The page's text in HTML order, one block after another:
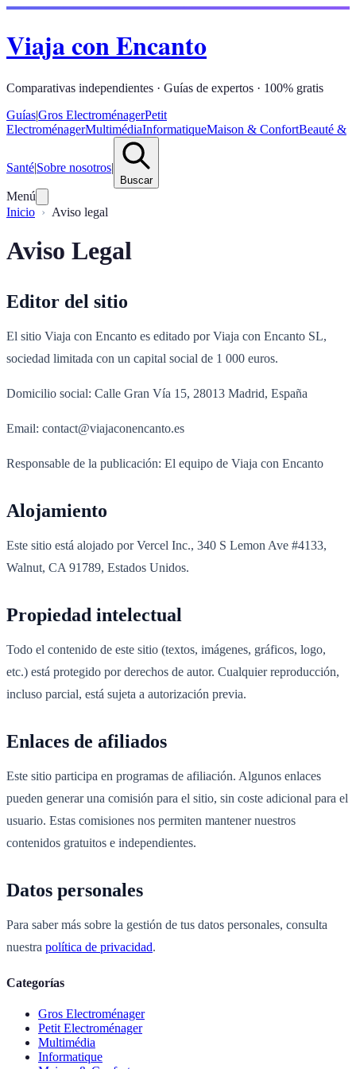
Viaja con Encanto
Comparativas independientes · Guías de expertos · 100% gratis
Guías|Gros ElectroménagerPetit
ElectroménagerMultimédiaInformatiqueMaison & ConfortBeauté &
Santé|Sobre nosotros|
Buscar
Menú
Inicio
Aviso legal
Aviso Legal
Editor del sitio
El sitio Viaja con Encanto es editado por Viaja con Encanto SL,
sociedad limitada con un capital social de 1 000 euros.
Domicilio social: Calle Gran Vía 15, 28013 Madrid, España
Email: contact@viajaconencanto.es
Responsable de la publicación: El equipo de Viaja con Encanto
Alojamiento
Este sitio está alojado por Vercel Inc., 340 S Lemon Ave #4133,
Walnut, CA 91789, Estados Unidos.
Propiedad intelectual
Todo el contenido de este sitio (textos, imágenes, gráficos, logo,
etc.) está protegido por derechos de autor. Cualquier reproducción,
incluso parcial, está sujeta a autorización previa.
Enlaces de afiliados
Este sitio participa en programas de afiliación. Algunos enlaces
pueden generar una comisión para el sitio, sin coste adicional para el
usuario. Estas comisiones nos permiten mantener nuestros
contenidos gratuitos e independientes.
Datos personales
Para saber más sobre la gestión de tus datos personales, consulta
nuestra política de privacidad.
Categorías
Gros Electroménager
Petit Electroménager
Multimédia
Informatique